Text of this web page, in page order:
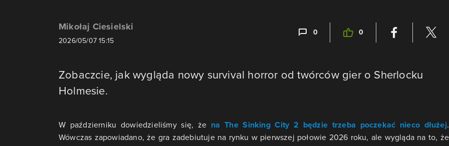
Mikołaj Ciesielski
2026/05/07 15:15
0 0
Zobaczcie, jak wygląda nowy survival horror od twórców gier o Sherlocku
Holmesie.
W październiku dowiedzieliśmy się, że na The Sinking City 2 będzie trzeba poczekać nieco dłużej.
Wówczas zapowiadano, że gra zadebiutuje na rynku w pierwszej połowie 2026 roku, ale wygląda na to, że